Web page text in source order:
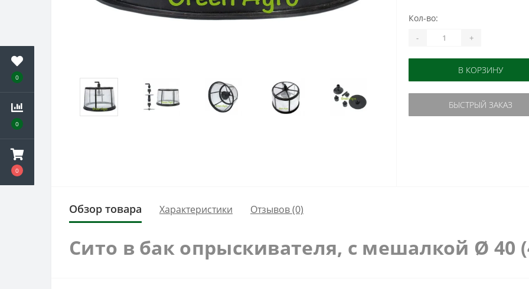
0
0
0
Кол-во:
- +
В КОРЗИНУ
БЫСТРЫЙ ЗАКАЗ
Обзор товара Характеристики Отзывов (0)
Сито в бак опрыскивателя, с мешалкой Ø 40